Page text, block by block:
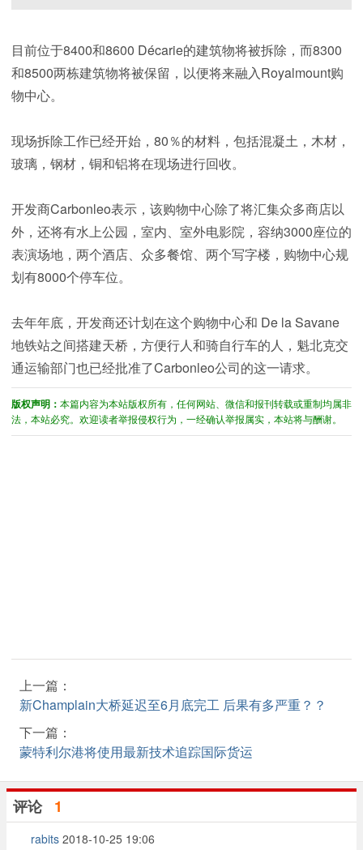
目前位于8400和8600 Décarie的建筑物将被拆除，而8300
和8500两栋建筑物将被保留，以便将来融入Royalmount购
物中心。
现场拆除工作已经开始，80％的材料，包括混凝土，木材，
玻璃，钢材，铜和铝将在现场进行回收。
开发商Carbonleo表示，该购物中心除了将汇集众多商店以
外，还将有水上公园，室内、室外电影院，容纳3000座位的
表演场地，两个酒店、众多餐馆、两个写字楼，购物中心规
划有8000个停车位。
去年年底，开发商还计划在这个购物中心和 De la Savane
地铁站之间搭建天桥，方便行人和骑自行车的人，魁北克交
通运输部门也已经批准了Carbonleo公司的这一请求。
版权声明： 本篇内容为本站版权所有，任何网站、微信和报刊转载或重制均属非
法，本站必究。欢迎读者举报侵权行为，一经确认举报属实，本站将与酬谢。
上一篇：
新Champlain大桥延迟至6月底完工 后果有多严重？？
下一篇：
蒙特利尔港将使用最新技术追踪国际货运
评论 1
rabits 2018-10-25 19:06